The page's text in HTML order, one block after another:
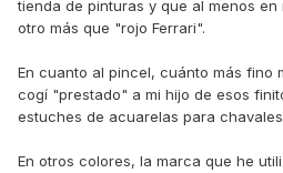
tienda de pinturas y que al menos
otro más que "rojo Ferrari".
En cuanto al pincel, cuánto más fino
cogí "prestado" a mi hijo de esos
estuches de acuarelas para
En otros colores, la marca que he